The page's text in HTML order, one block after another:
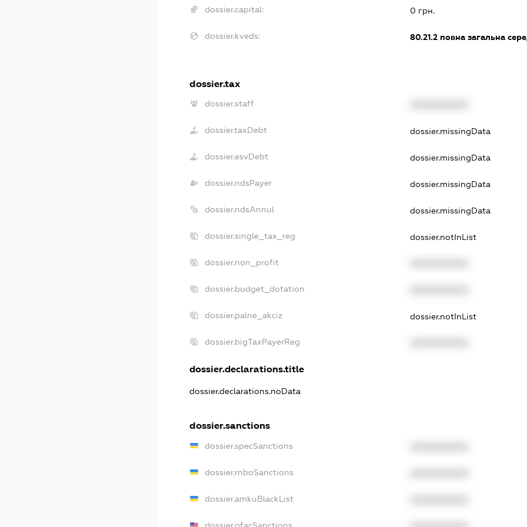
dossier.capital: 0 грн.
dossier.kveds: 80.21.2 повна загальна
dossier.tax
dossier.staff
dossier.taxDebt dossier.missingData
dossier.esvDebt dossier.missingData
dossier.ndsPayer dossier.missingData
dossier.ndsAnnul dossier.missingData
dossier.single_tax_reg dossier.notInList
dossier.non_profit
dossier.budget_dotation
dossier.palne_akciz dossier.notInList
dossier.bigTaxPayerReg
dossier.declarations.title
dossier.declarations.noData
dossier.sanctions
dossier.specSanctions
dossier.rnboSanctions
dossier.amkuBlackList